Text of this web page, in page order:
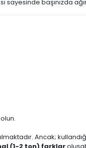
sayesinde başınızda
Ancak;
(1-2 ton) farklar